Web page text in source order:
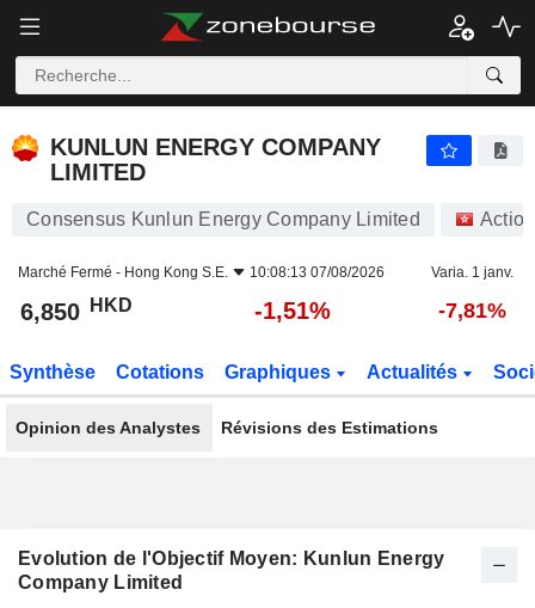
KUNLUN ENERGY COMPANY
LIMITED
Consensus Kunlun Energy Company Limited
Marché Fermé - Hong Kong S.E. 10:08:13 07/08/2026 Varia. 1 janv.
6,850 HKD -1,51% -7,81%
Synthèse Cotations Graphiques Actualités
Opinion des Analystes Révisions des Estimations
Evolution de l'Objectif Moyen: Kunlun Energy
Company Limited